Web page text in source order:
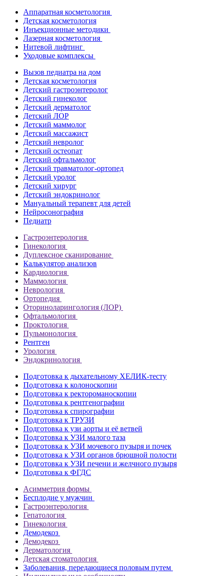
Аппаратная косметология
Детская косметология
Инъекционные методики
Лазерная косметология
Нитевой лифтинг
Уходовые комплексы
Вызов педиатра на дом
Детская косметология
Детский гастроэнтеролог
Детский гинеколог
Детский дерматолог
Детский ЛОР
Детский маммолог
Детский массажист
Детский невролог
Детский остеопат
Детский офтальмолог
Детский травматолог-ортопед
Детский уролог
Детский хирург
Детский эндокринолог
Мануальный терапевт для детей
Нейросонография
Педиатр
Гастроэнтерология
Гинекология
Дуплексное сканирование
Калькулятор анализов
Кардиология
Маммология
Неврология
Ортопедия
Оториноларингология (ЛОР)
Офтальмология
Проктология
Пульмонология
Рентген
Урология
Эндокринология
Подготовка к дыхательному ХЕЛИК-тесту
Подготовка к колоноскопии
Подготовка к ректороманоскопии
Подготовка к рентгенографии
Подготовка к спирографии
Подготовка к ТРУЗИ
Подготовка к узи аорты и её ветвей
Подготовка к УЗИ малого таза
Подготовка к УЗИ мочевого пузыря и почек
Подготовка к УЗИ органов брюшной полости
Подготовка к УЗИ печени и желчного пузыря
Подготовка к ФГДС
Асимметрия формы
Бесплодие у мужчин
Гастроэнтерология
Гепатология
Гинекология
Демодекоз
Демодекоз
Дерматология
Детская стоматология
Заболевания, передающиеся половым путем